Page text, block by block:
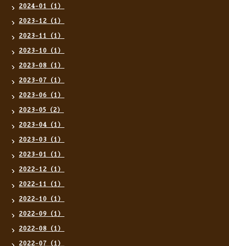
2024-01（1）
2023-12（1）
2023-11（1）
2023-10（1）
2023-08（1）
2023-07（1）
2023-06（1）
2023-05（2）
2023-04（1）
2023-03（1）
2023-01（1）
2022-12（1）
2022-11（1）
2022-10（1）
2022-09（1）
2022-08（1）
2022-07（1）